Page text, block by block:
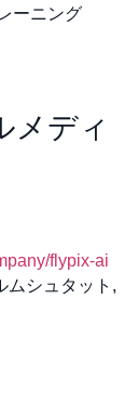
ーニング
メディ
flypix-ai
ムシュタット,